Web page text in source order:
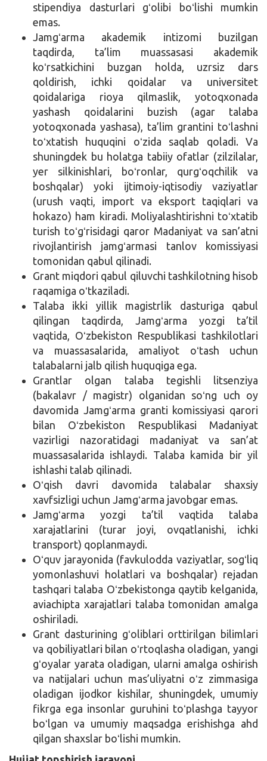
stipendiya dasturlari gʻolibi boʻlishi mumkin
emas.
Jamgʻarma akademik intizomi buzilgan
taqdirda, ta’lim muassasasi akademik
koʻrsatkichini buzgan holda, uzrsiz dars
qoldirish, ichki qoidalar va universitet
qoidalariga rioya qilmaslik, yotoqxonada
yashash qoidalarini buzish (agar talaba
yotoqxonada yashasa), ta’lim grantini toʻlashni
toʻxtatish huquqini oʻzida saqlab qoladi. Va
shuningdek bu holatga tabiiy ofatlar (zilzilalar,
yer silkinishlari, boʻronlar, qurgʻoqchilik va
boshqalar) yoki ijtimoiy-iqtisodiy vaziyatlar
(urush vaqti, import va eksport taqiqlari va
hokazo) ham kiradi. Moliyalashtirishni toʻxtatib
turish toʻgʻrisidagi qaror Madaniyat va san’atni
rivojlantirish jamgʻarmasi tanlov komissiyasi
tomonidan qabul qilinadi.
Grant miqdori qabul qiluvchi tashkilotning hisob
raqamiga oʻtkaziladi.
Talaba ikki yillik magistrlik dasturiga qabul
qilingan taqdirda, Jamgʻarma yozgi ta’til
vaqtida, Oʻzbekiston Respublikasi tashkilotlari
va muassasalarida, amaliyot oʻtash uchun
talabalarni jalb qilish huquqiga ega.
Grantlar olgan talaba tegishli litsenziya
(bakalavr / magistr) olganidan soʻng uch oy
davomida Jamgʻarma granti komissiyasi qarori
bilan Oʻzbekiston Respublikasi Madaniyat
vazirligi nazoratidagi madaniyat va san’at
muassasalarida ishlaydi. Talaba kamida bir yil
ishlashi talab qilinadi.
Oʻqish davri davomida talabalar shaxsiy
xavfsizligi uchun Jamgʻarma javobgar emas.
Jamgʻarma yozgi ta’til vaqtida talaba
xarajatlarini (turar joyi, ovqatlanishi, ichki
transport) qoplanmaydi.
Oʻquv jarayonida (favkulodda vaziyatlar, sogʻliq
yomonlashuvi holatlari va boshqalar) rejadan
tashqari talaba Oʻzbekistonga qaytib kelganida,
aviachipta xarajatlari talaba tomonidan amalga
oshiriladi.
Grant dasturining gʻoliblari orttirilgan bilimlari
va qobiliyatlari bilan oʻrtoqlasha oladigan, yangi
gʻoyalar yarata oladigan, ularni amalga oshirish
va natijalari uchun mas’uliyatni oʻz zimmasiga
oladigan ijodkor kishilar, shuningdek, umumiy
fikrga ega insonlar guruhini toʻplashga tayyor
boʻlgan va umumiy maqsadga erishishga ahd
qilgan shaxslar boʻlishi mumkin.